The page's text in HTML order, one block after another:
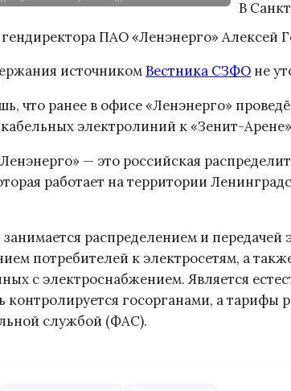
В
ПАО «Ленэнерго» Алексей
источникомВестника СЗФО не
что ранее в офисе «Ленэнерго»
электролиний к «Зенит-
— это российская
работает на территории
распределением и передачей
потребителей к электросетям, а
с электроснабжением. Является
контролируется госорганами, а тарифы
службой (ФАС).